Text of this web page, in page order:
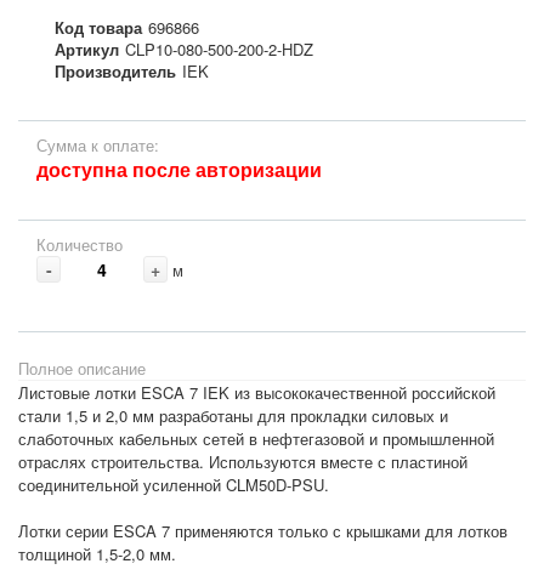
Код товара 696866
Артикул CLP10-080-500-200-2-HDZ
Производитель IEK
Сумма к оплате:
доступна после авторизации
Количество
- + м
Полное описание
Листовые лотки ESCA 7 IEK из высококачественной российской
стали 1,5 и 2,0 мм разработаны для прокладки силовых и
слаботочных кабельных сетей в нефтегазовой и промышленной
отраслях строительства. Используются вместе с пластиной
соединительной усиленной CLM50D-PSU.
Лотки серии ESCA 7 применяются только с крышками для лотков
толщиной 1,5-2,0 мм.